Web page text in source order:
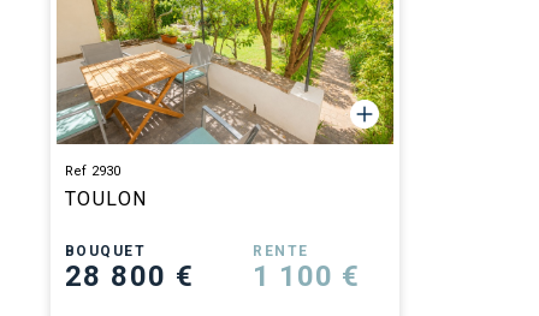
Ref 2930
TOULON
BOUQUET
28 800 €
RENTE
1 100 €